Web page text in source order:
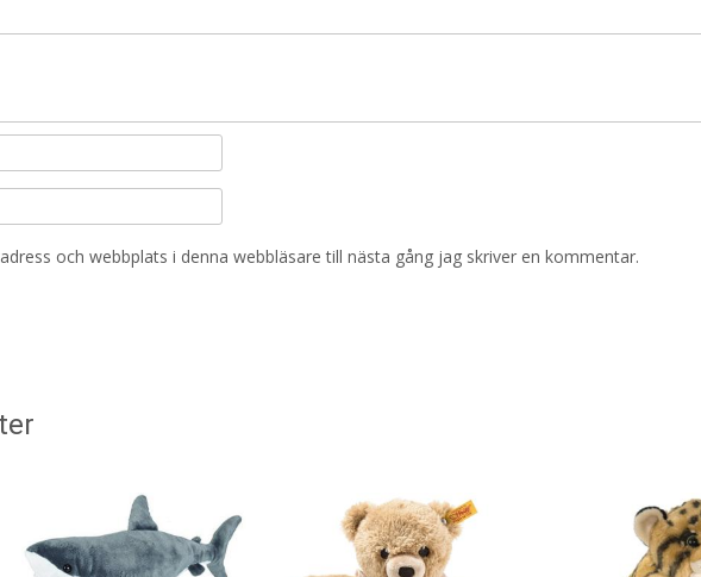
och webbplats i denna webbläsare till nästa gång jag skriver en kommentar.